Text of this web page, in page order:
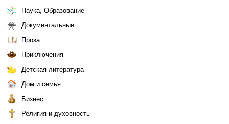
Наука, Образование
Документальные
Проза
Приключения
Детская литература
Дом и семья
Бизнес
Религия и духовность